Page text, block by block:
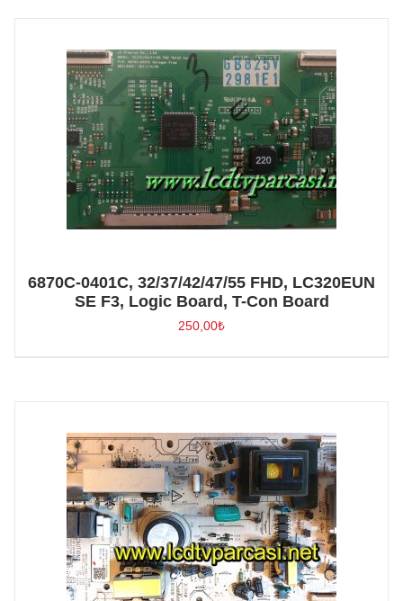
6870C-0401C, 32/37/42/47/55 FHD, LC320EUN
SE F3, Logic Board, T-Con Board
250,00₺